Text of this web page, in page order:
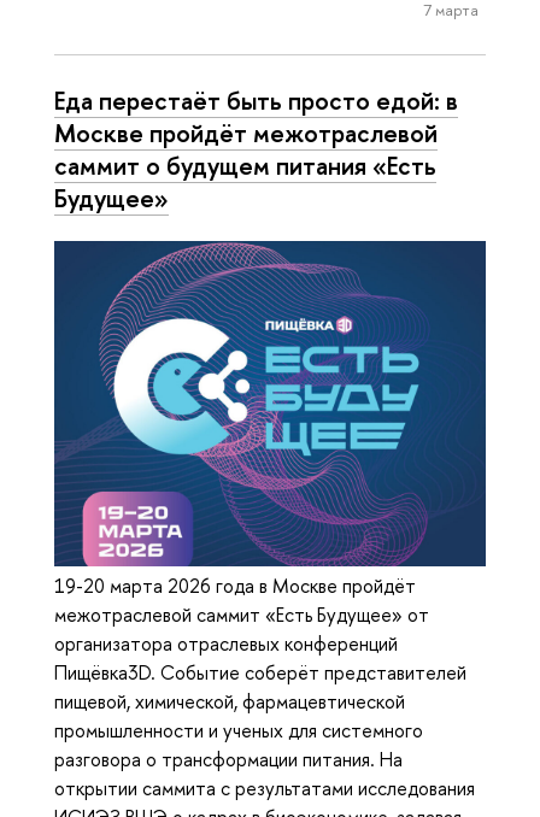
7 марта
Еда перестаёт быть просто едой: в
Москве пройдёт межотраслевой
саммит о будущем питания «Есть
Будущее»
19-20 марта 2026 года в Москве пройдёт
межотраслевой саммит «Есть Будущее» от
организатора отраслевых конференций
Пищёвка3D. Событие соберёт представителей
пищевой, химической, фармацевтической
промышленности и ученых для системного
разговора о трансформации питания. На
открытии саммита с результатами исследования